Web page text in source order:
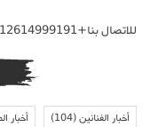
للاتصال بنا+212614999191
أخبار الفنانين(104) أخبار